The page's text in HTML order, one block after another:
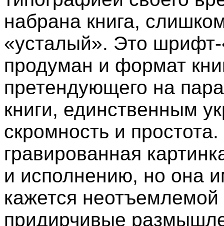
набрана книга,
«усталый». Это шрифт-
продуман и формат
претендующего на
книги, единственным
скромность и
гравированная
и исполнению, но она
кажется неотъемлемой
придирчивые